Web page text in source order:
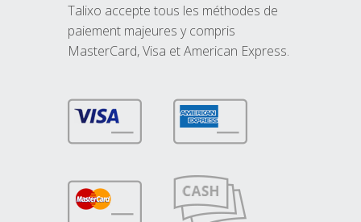
Talixo accepte tous les méthodes de
paiement majeures y compris
MasterCard, Visa et American Express.